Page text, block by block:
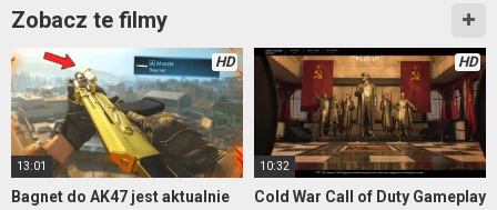
Zobacz te filmy
HD
13:01
Bagnet do AK47 jest aktualnie
HD
10:32
Cold War Call of Duty Gameplay